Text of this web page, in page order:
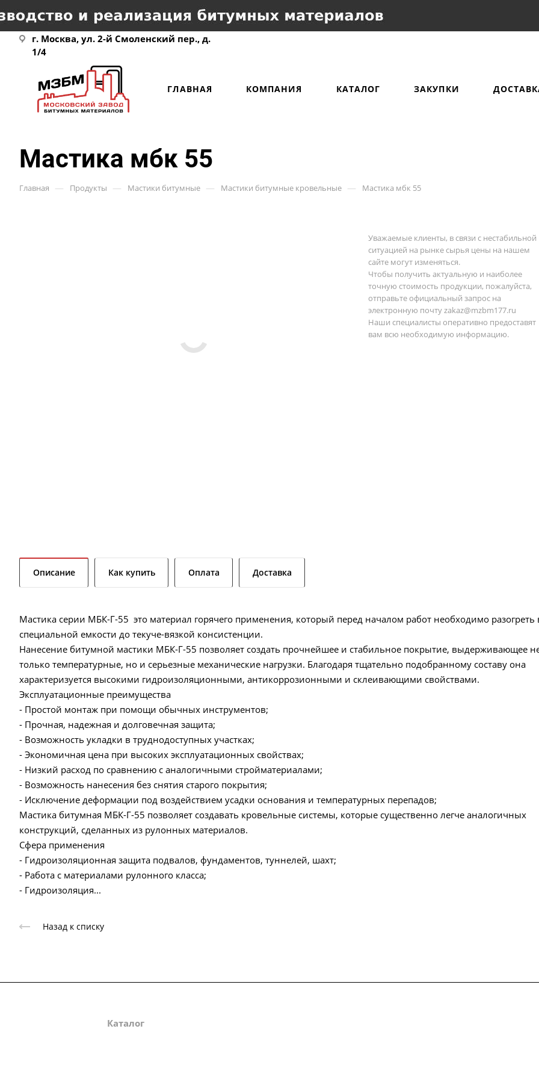
г. Москва, ул. 2-й Смоленский пер., д.
1/4
ГЛАВНАЯ КОМПАНИЯ КАТАЛОГ ЗАКУПКИ
Мастика мбк 55
Главная — Продукты — Мастики битумные — Мастики битумные кровельные — Мастика мбк 55
Уважаемые клиенты, в связи с нестабильной
ситуацией на рынке сырья цены на нашем
сайте могут изменяться.
Чтобы получить актуальную и наиболее
точную стоимость продукции, пожалуйста,
отправьте официальный запрос на
электронную почтуzakaz@mzbm177.ru
Наши специалисты оперативно предоставят
вам всю необходимую информацию.
Описание Как купить Оплата Доставка
Мастика серии МБК-Г-55 это материал горячего применения, который перед началом работ необходимо разогреть
специальной емкости до текуче-вязкой консистенции.
Нанесение битумной мастики МБК-Г-55 позволяет создать прочнейшее и стабильное покрытие, выдерживающее
только температурные, но и серьезные механические нагрузки. Благодаря тщательно подобранному составу она
характеризуется высокими гидроизоляционными, антикоррозионными и склеивающими свойствами.
Эксплуатационные преимущества
- Простой монтаж при помощи обычных инструментов;
- Прочная, надежная и долговечная защита;
- Возможность укладки в труднодоступных участках;
- Экономичная цена при высоких эксплуатационных свойствах;
- Низкий расход по сравнению с аналогичными стройматериалами;
- Возможность нанесения без снятия старого покрытия;
- Исключение деформации под воздействием усадки основания и температурных перепадов;
Мастика битумная МБК-Г-55 позволяет создавать кровельные системы, которые существенно легче аналогичных
конструкций, сделанных из рулонных материалов.
Сфера применения
- Гидроизоляционная защита подвалов, фундаментов, туннелей, шахт;
- Работа с материалами рулонного класса;
- Гидроизоляция...
Назад к списку
Каталог